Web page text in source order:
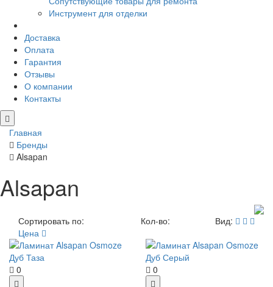
Инструмент для отделки
Доставка
Оплата
Гарантия
Отзывы
О компании
Контакты
Главная
Бренды
Alsapan
Alsapan
Сортировать по:
Цена
Кол-во: Вид:
0 0